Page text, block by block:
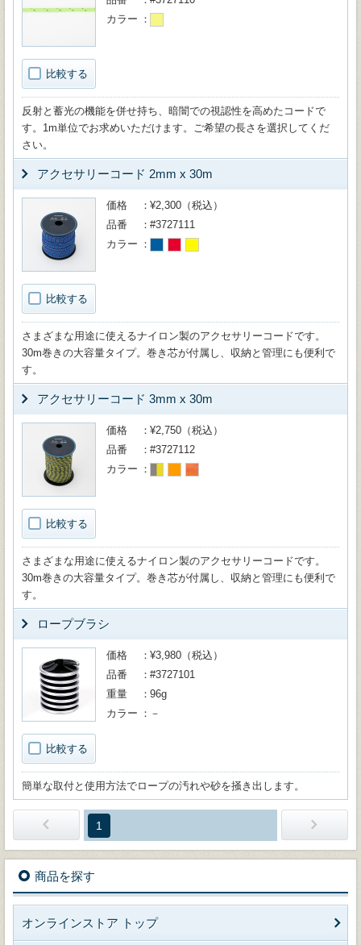
比較する
カラー
反射と蓄光の機能を併せ持ち、暗闇での視認性を高めたコードで
す。1m単位でお求めいただけます。ご希望の長さを選択してくだ
さい。
アクセサリーコード 2mm x 30m
比較する
価格
¥2,300（税込）
品番
#3727111
カラー
さまざまな用途に使えるナイロン製のアクセサリーコードです。
30m巻きの大容量タイプ。巻き芯が付属し、収納と管理にも便利で
す。
アクセサリーコード 3mm x 30m
比較する
価格
¥2,750（税込）
品番
#3727112
カラー
さまざまな用途に使えるナイロン製のアクセサリーコードです。
30m巻きの大容量タイプ。巻き芯が付属し、収納と管理にも便利で
す。
ロープブラシ
比較する
価格
¥3,980（税込）
品番
#3727101
重量
96g
カラー
－
簡単な取付と使用方法でロープの汚れや砂を掻き出します。
1
商品を探す
オンラインストア トップ